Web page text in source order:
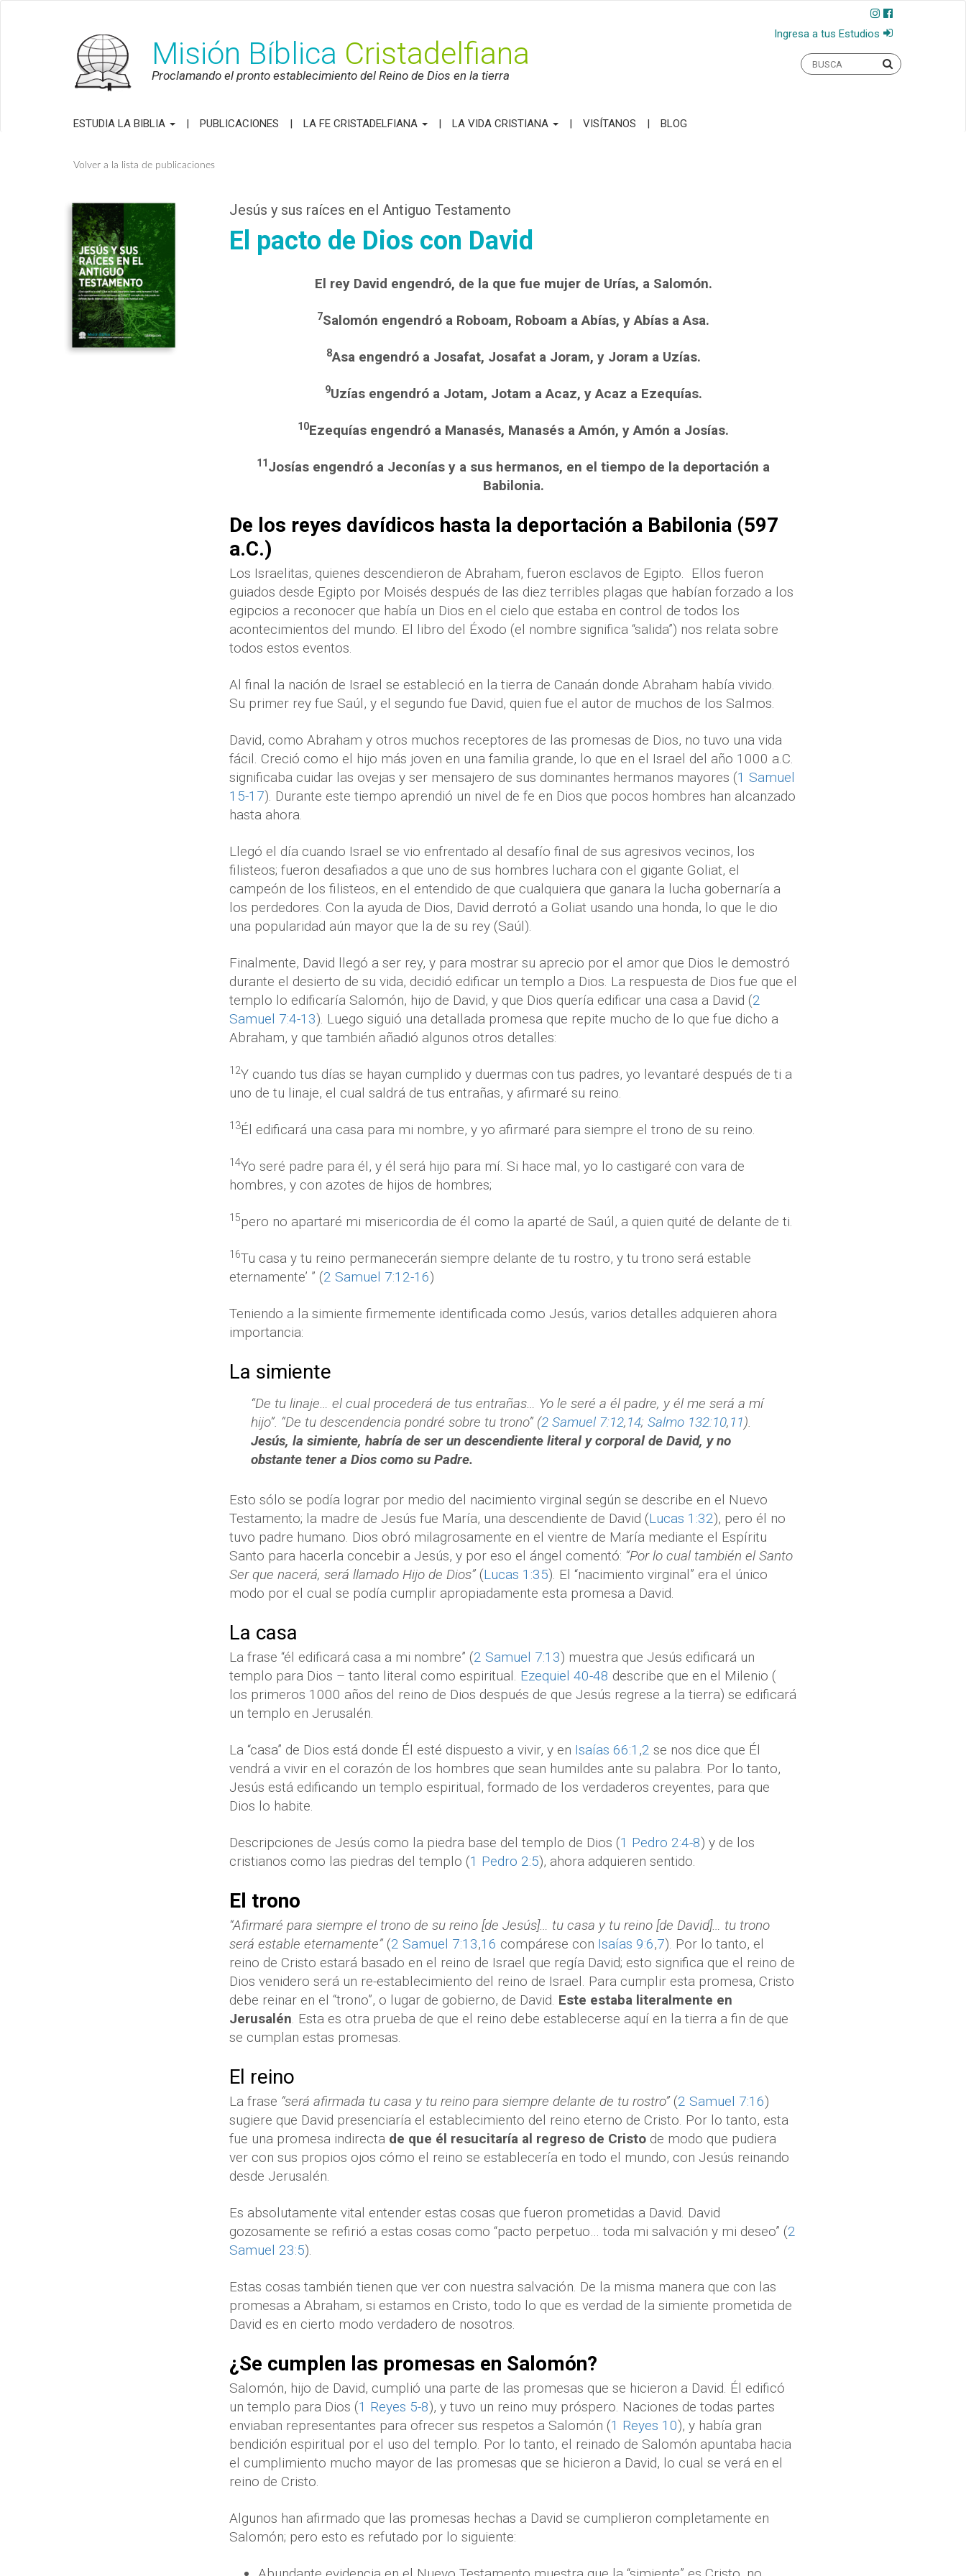
Misión Bíblica Cristadelfiana
Proclamando el pronto establecimiento del Reino de Dios en la tierra
Ingresa a tus Estudios
ESTUDIA LA BIBLIA PUBLICACIONES LA FE CRISTADELFIANA LA VIDA CRISTIANA VISÍTANOS BLOG
Volver a la lista de publicaciones
Jesús y sus raíces en el Antiguo Testamento
El pacto de Dios con David
El rey David engendró, de la que fue mujer de Urías, a Salomón.
7Salomón engendró a Roboam, Roboam a Abías, y Abías a Asa.
8Asa engendró a Josafat, Josafat a Joram, y Joram a Uzías.
9Uzías engendró a Jotam, Jotam a Acaz, y Acaz a Ezequías.
10Ezequías engendró a Manasés, Manasés a Amón, y Amón a Josías.
11 Josías engendró a Jeconías y a sus hermanos, en el tiempo de la deportación a
Babilonia.
De los reyes davídicos hasta la deportación a Babilonia (597
a.C.)
Los Israelitas, quienes descendieron de Abraham, fueron esclavos de Egipto. Ellos fueron
guiados desde Egipto por Moisés después de las diez terribles plagas que habían forzado a los
egipcios a reconocer que había un Dios en el cielo que estaba en control de todos los
acontecimientos del mundo. El libro del Éxodo (el nombre significa “salida”) nos relata sobre
todos estos eventos.
Al final la nación de Israel se estableció en la tierra de Canaán donde Abraham había vivido.
Su primer rey fue Saúl, y el segundo fue David, quien fue el autor de muchos de los Salmos.
David, como Abraham y otros muchos receptores de las promesas de Dios, no tuvo una vida
fácil. Creció como el hijo más joven en una familia grande, lo que en el Israel del año 1000 a.C.
significaba cuidar las ovejas y ser mensajero de sus dominantes hermanos mayores (1 Samuel
15-17). Durante este tiempo aprendió un nivel de fe en Dios que pocos hombres han alcanzado
hasta ahora.
Llegó el día cuando Israel se vio enfrentado al desafío final de sus agresivos vecinos, los
filisteos; fueron desafiados a que uno de sus hombres luchara con el gigante Goliat, el
campeón de los filisteos, en el entendido de que cualquiera que ganara la lucha gobernaría a
los perdedores. Con la ayuda de Dios, David derrotó a Goliat usando una honda, lo que le dio
una popularidad aún mayor que la de su rey (Saúl).
Finalmente, David llegó a ser rey, y para mostrar su aprecio por el amor que Dios le demostró
durante el desierto de su vida, decidió edificar un templo a Dios. La respuesta de Dios fue que el
templo lo edificaría Salomón, hijo de David, y que Dios quería edificar una casa a David (2
Samuel 7:4-13). Luego siguió una detallada promesa que repite mucho de lo que fue dicho a
Abraham, y que también añadió algunos otros detalles:
12Y cuando tus días se hayan cumplido y duermas con tus padres, yo levantaré después de ti a
uno de tu linaje, el cual saldrá de tus entrañas, y afirmaré su reino.
13Él edificará una casa para mi nombre, y yo afirmaré para siempre el trono de su reino.
14Yo seré padre para él, y él será hijo para mí. Si hace mal, yo lo castigaré con vara de
hombres, y con azotes de hijos de hombres;
15pero no apartaré mi misericordia de él como la aparté de Saúl, a quien quité de delante de ti.
16Tu casa y tu reino permanecerán siempre delante de tu rostro, y tu trono será estable
eternamente’ ” (2 Samuel 7:12-16)
Teniendo a la simiente firmemente identificada como Jesús, varios detalles adquieren ahora
importancia:
La simiente
“De tu linaje… el cual procederá de tus entrañas… Yo le seré a él padre, y él me será a mí
hijo”. “De tu descendencia pondré sobre tu trono” (2 Samuel 7:12,14; Salmo 132:10,11).
Jesús, la simiente, habría de ser un descendiente literal y corporal de David, y no
obstante tener a Dios como su Padre.
Esto sólo se podía lograr por medio del nacimiento virginal según se describe en el Nuevo
Testamento; la madre de Jesús fue María, una descendiente de David (Lucas 1:32), pero él no
tuvo padre humano. Dios obró milagrosamente en el vientre de María mediante el Espíritu
Santo para hacerla concebir a Jesús, y por eso el ángel comentó: “Por lo cual también el Santo
Ser que nacerá, será llamado Hijo de Dios”(Lucas 1:35). El “nacimiento virginal” era el único
modo por el cual se podía cumplir apropiadamente esta promesa a David.
La casa
La frase “él edificará casa a mi nombre” (2 Samuel 7:13) muestra que Jesús edificará un
templo para Dios – tanto literal como espiritual. Ezequiel 40-48 describe que en el Milenio (
los primeros 1000 años del reino de Dios después de que Jesús regrese a la tierra) se edificará
un templo en Jerusalén.
La “casa” de Dios está donde Él esté dispuesto a vivir, y en Isaías 66:1 ,2 se nos dice que Él
vendrá a vivir en el corazón de los hombres que sean humildes ante su palabra. Por lo tanto,
Jesús está edificando un templo espiritual, formado de los verdaderos creyentes, para que
Dios lo habite.
Descripciones de Jesús como la piedra base del templo de Dios (1 Pedro 2:4-8) y de los
cristianos como las piedras del templo (1 Pedro 2:5), ahora adquieren sentido.
El trono
“Afirmaré para siempre el trono de su reino [de Jesús]… tu casa y tu reino [de David]… tu trono
será estable eternamente”(2 Samuel 7:13,16 compárese con Isaías 9:6,7). Por lo tanto, el
reino de Cristo estará basado en el reino de Israel que regía David; esto significa que el reino de
Dios venidero será un re-establecimiento del reino de Israel. Para cumplir esta promesa, Cristo
debe reinar en el “trono”, o lugar de gobierno, de David. Este estaba literalmente en
Jerusalén. Esta es otra prueba de que el reino debe establecerse aquí en la tierra a fin de que
se cumplan estas promesas.
El reino
La frase “será afirmada tu casa y tu reino para siempre delante de tu rostro”(2 Samuel 7:16)
sugiere que David presenciaría el establecimiento del reino eterno de Cristo. Por lo tanto, esta
fue una promesa indirecta de que él resucitaría al regreso de Cristo de modo que pudiera
ver con sus propios ojos cómo el reino se establecería en todo el mundo, con Jesús reinando
desde Jerusalén.
Es absolutamente vital entender estas cosas que fueron prometidas a David. David
gozosamente se refirió a estas cosas como “pacto perpetuo… toda mi salvación y mi deseo” (2
Samuel 23:5).
Estas cosas también tienen que ver con nuestra salvación. De la misma manera que con las
promesas a Abraham, si estamos en Cristo, todo lo que es verdad de la simiente prometida de
David es en cierto modo verdadero de nosotros.
¿Se cumplen las promesas en Salomón?
Salomón, hijo de David, cumplió una parte de las promesas que se hicieron a David. Él edificó
un templo para Dios (1 Reyes 5-8), y tuvo un reino muy próspero. Naciones de todas partes
enviaban representantes para ofrecer sus respetos a Salomón (1 Reyes 10), y había gran
bendición espiritual por el uso del templo. Por lo tanto, el reinado de Salomón apuntaba hacia
el cumplimiento mucho mayor de las promesas que se hicieron a David, lo cual se verá en el
reino de Cristo.
Algunos han afirmado que las promesas hechas a David se cumplieron completamente en
Salomón; pero esto es refutado por lo siguiente: